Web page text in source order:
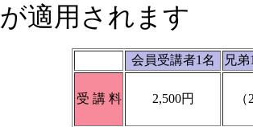
が適用されます
会員受講者1名 兄
受 講 料 2,500円